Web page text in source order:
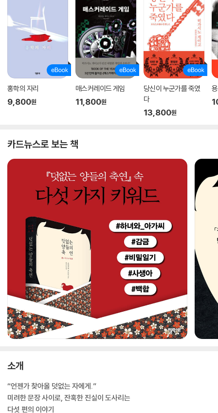
홍학의 자리
9,800원
매스커레이드 게임
11,800원
당신이 누군가를 죽였
다
13,800원
카드뉴스로 보는 책
소개
“언젠가 찾아올 덧없는 자에게.”
미려한 문장 사이로, 잔혹한 진실이 도사리는
다섯 편의 이야기